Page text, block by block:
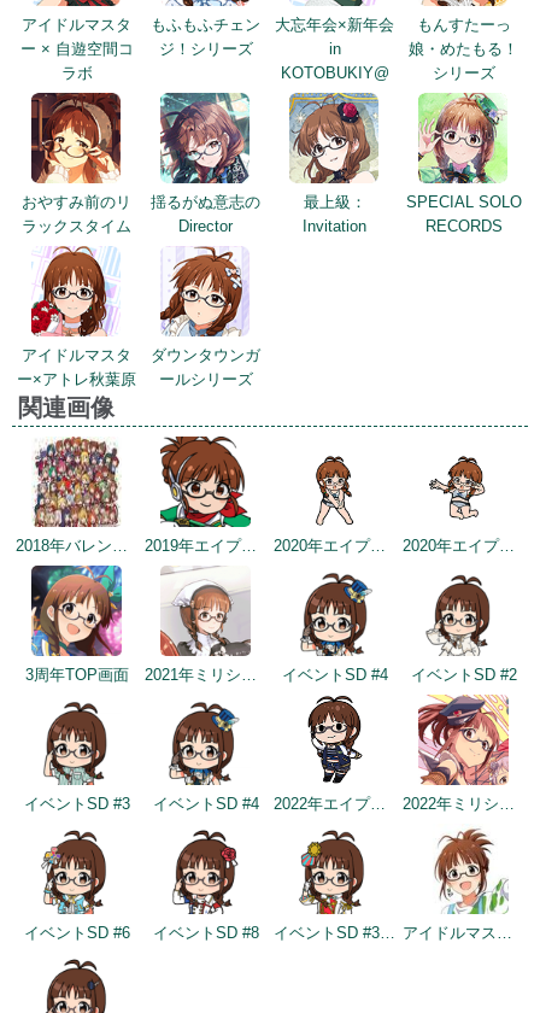
アイドルマスタ
ー × 自遊空間コ
ラボ
もふもふチェン
ジ！シリーズ
大忘年会×新年会
in
KOTOBUKIY@
もんすたーっ
娘・めたもる！
シリーズ
おやすみ前のリ
ラックスタイム
揺るがぬ意志の
Director
最上級：
Invitation
SPECIAL SOLO
RECORDS
アイドルマスタ
ー×アトレ秋葉原
ダウンタウンガ
ールシリーズ
関連画像
2018年バレンタインデー公式ツイート 2019年エイプリルミニゲーム 2020年エイプリルフールネタ 2020年エイプリルフールネタ
3周年TOP画面 2021年ミリシタ4周年カウントダウン（3日前） イベントSD #4 イベントSD #2
イベントSD #3 イベントSD #4 2022年エイプリルフールネタ 2022年ミリシタ5周年カウントダウン（2日前）
イベントSD #6 イベントSD #8 イベントSD #325 アイドルマスター×成田ゆめ牧場 みんなとすごす成田ゆめ牧場 ～穴掘りの頂点を目指しますぅ！～